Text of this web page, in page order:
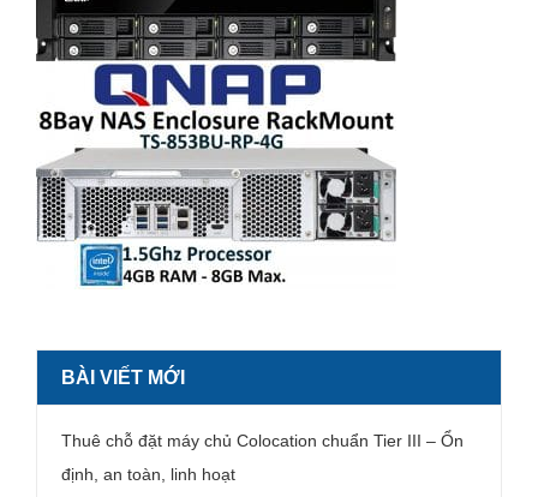
BÀI VIẾT MỚI
Thuê chỗ đặt máy chủ Colocation chuẩn Tier III – Ổn
định, an toàn, linh hoạt